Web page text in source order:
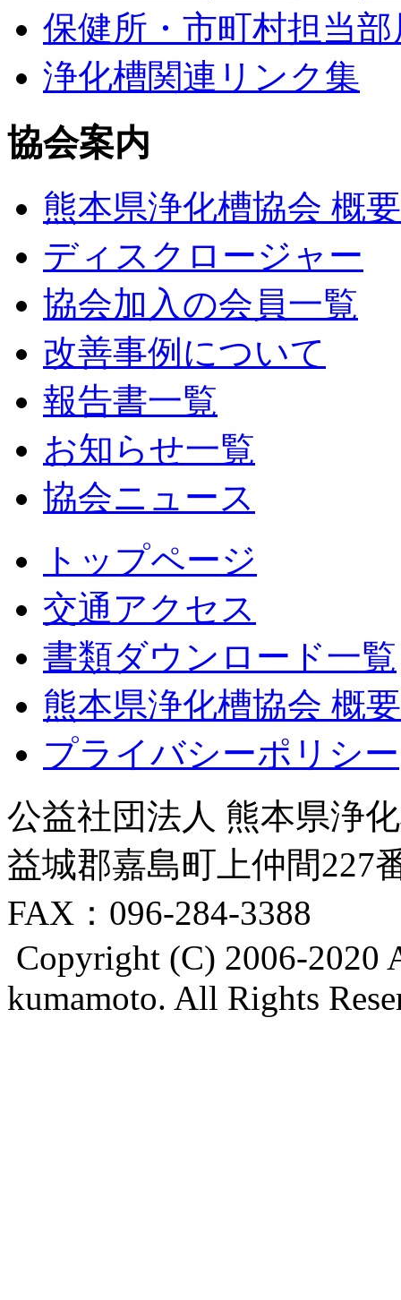
保健所・市町村担当部
浄化槽関連リンク集
協会案内
熊本県浄化槽協会 概要
ディスクロージャー
協会加入の会員一覧
改善事例について
報告書一覧
お知らせ一覧
協会ニュース
トップページ
交通アクセス
書類ダウンロード一覧
熊本県浄化槽協会 概要
プライバシーポリシー
公益社団法人 熊本県浄
益城郡嘉島町上仲間
FAX：096-284-3388
Copyright (C) 2006-2020
kumamoto. All Rights